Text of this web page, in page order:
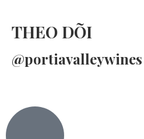
THEO DÕI
@portiavalleywines​